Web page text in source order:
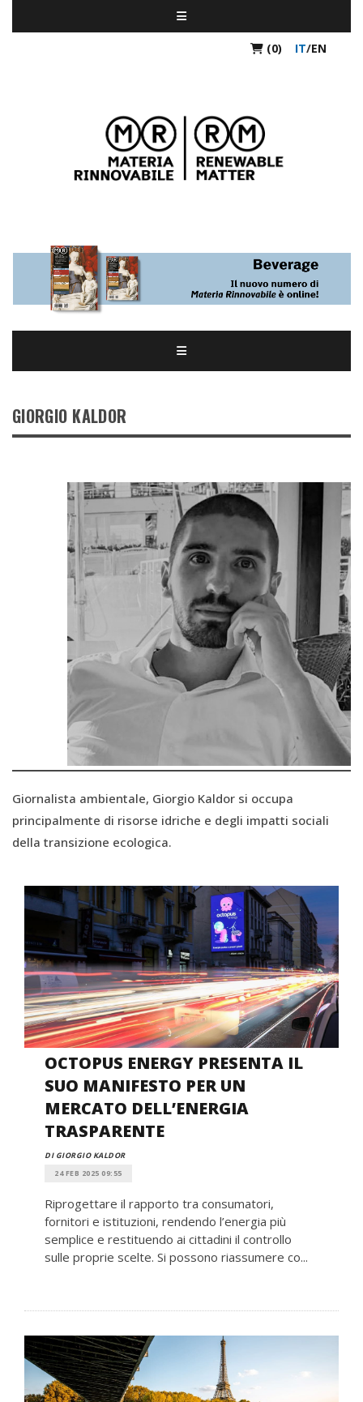
(0) IT/EN
GIORGIO KALDOR
Giornalista ambientale, Giorgio Kaldor si occupa
principalmente di risorse idriche e degli impatti sociali
della transizione ecologica.
OCTOPUS ENERGY PRESENTA IL
SUO MANIFESTO PER UN
MERCATO DELL’ENERGIA
TRASPARENTE
DI GIORGIO KALDOR
24 FEB 2025 09:55
Riprogettare il rapporto tra consumatori,
fornitori e istituzioni, rendendo l’energia più
semplice e restituendo ai cittadini il controllo
sulle proprie scelte. Si possono riassumere co...